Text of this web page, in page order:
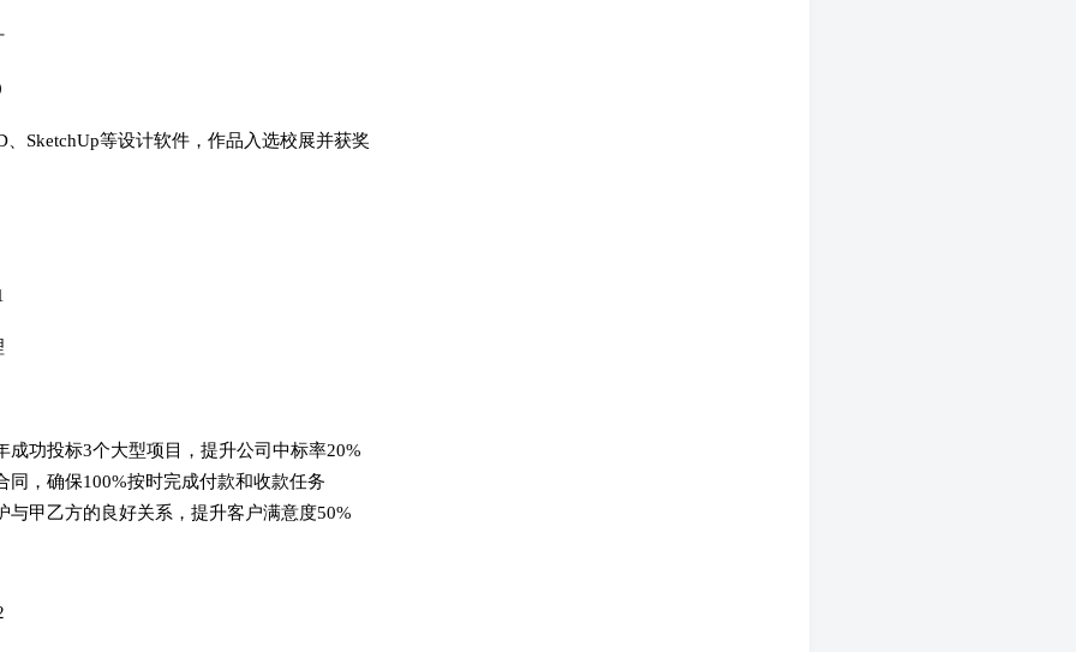
SketchUp等设计软件，作品入选校展并获奖
成功投标3个大型项目，提升公司中标率20%
同，确保100%按时完成付款和收款任务
与甲乙方的良好关系，提升客户满意度50%